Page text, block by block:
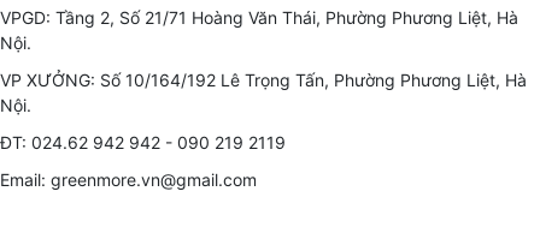
VPGD: Tầng 2, Số 21/71 Hoàng Văn Thái, Phường Phương Liệt, Hà
Nội.
VP XƯỞNG: Số 10/164/192 Lê Trọng Tấn, Phường Phương Liệt, Hà
Nội.
ĐT: 024.62 942 942 - 090 219 2119
Email: greenmore.vn@gmail.com